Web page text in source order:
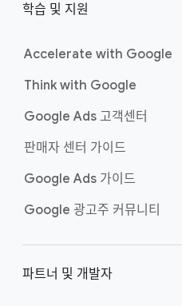
학습 및 지원
Accelerate with Google
Think with Google
Google Ads 고객센터
판매자 센터 가이드
Google Ads 가이드
Google 광고주 커뮤니티
파트너 및 개발자